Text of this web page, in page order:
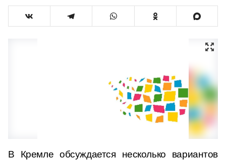
В Кремле обсуждается несколько вариантов